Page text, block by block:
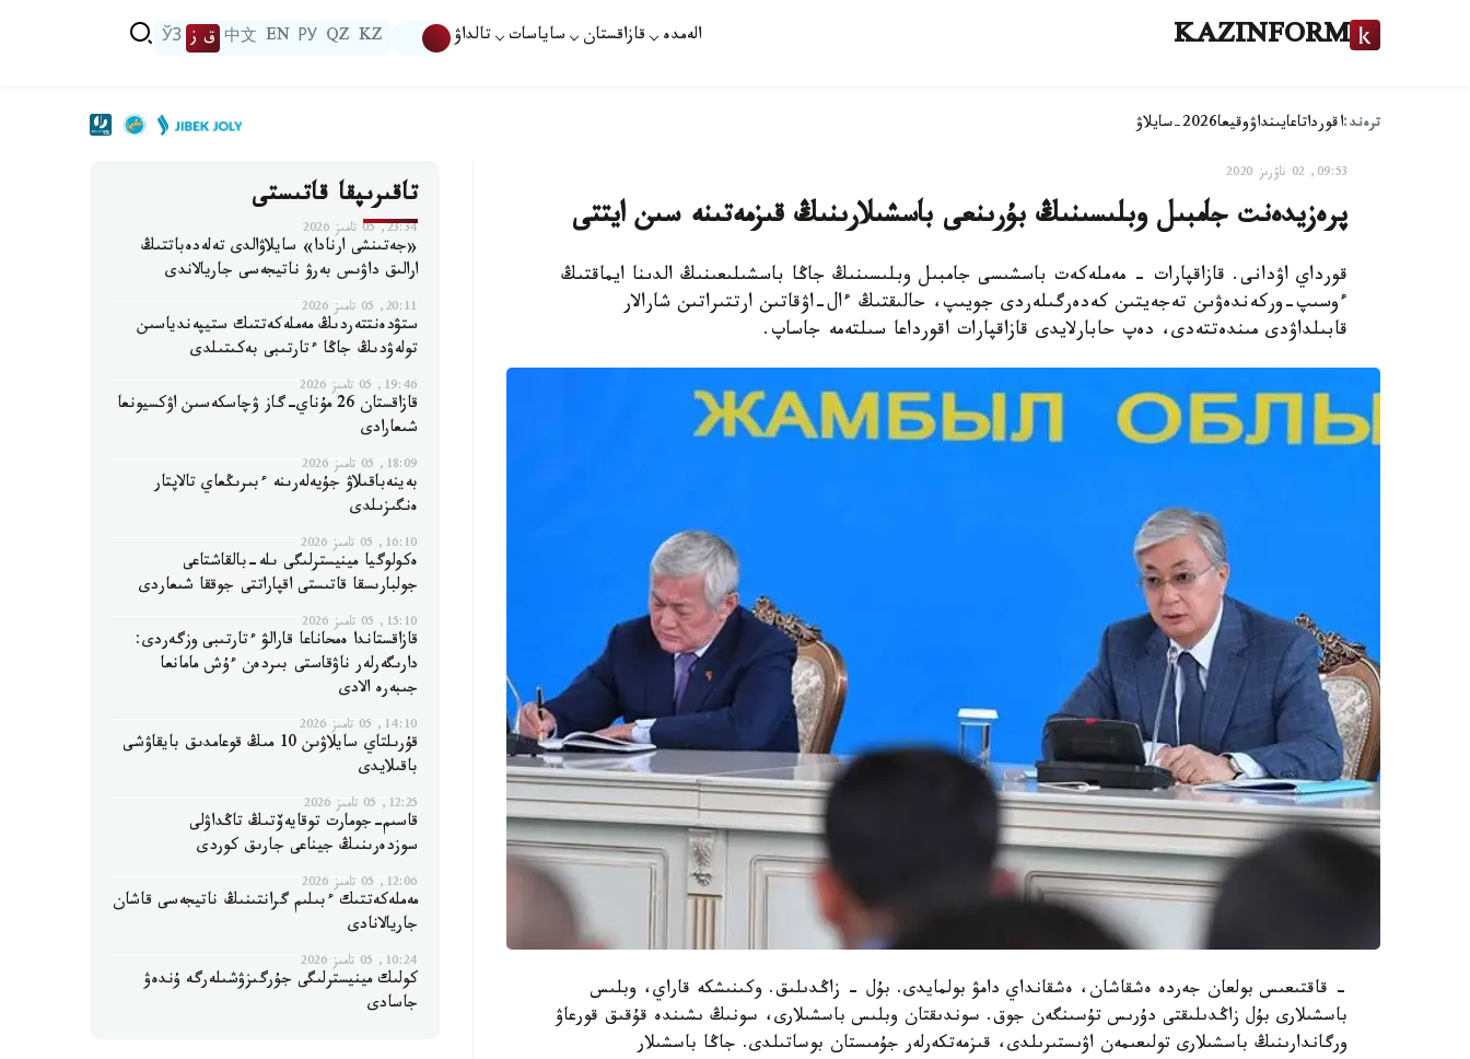
KAZINFORM الەمدە قازاقستان ساياسات تالداۋ KZ
QZ
РУ
EN
中文 ق ز ЎЗ
ترەند:اقورداتاعايىنداۋوقيعا2026-سايلاۋ
09:53, 02 ناۋرىز 2020
پرەزيدەنت جامبىل وبلىسىنىڭ بۇرىنعى باسشىلارىنىڭ قىزمەتىنە سىن ايتتى
قورداي اۋدانى. قازاقپارات - مەملەكەت باسشىسى جامبىل وبلىسىنىڭ جاڭا باسشىلىعىنىڭ الدىنا ايماقتىڭ
ءوسىپ-وركەندەۋىن تەجەيتىن كەدەرگىلەردى جويىپ، حالىقتىڭ ءال-اۋقاتىن ارتتىراتىن شارالار
قابىلداۋدى مىندەتتەدى، دەپ حابارلايدى قازاقپارات اقورداعا سىلتەمە جاساپ.
- قاقتىعىس بولعان جەردە ەشقاشان، ەشقانداي دامۋ بولمايدى. بۇل - زاڭدىلىق. وكىنىشكە قاراي، وبلىس
باسشىلارى بۇل زاڭدىلىقتى دۇرىس تۇسىنگەن جوق. سوندىقتان وبلىس باسشىلارى، سونىڭ ىشىندە قۇقىق قورعاۋ
ورگاندارىنىڭ باسشىلارى تولىعىمەن اۋىستىرىلدى، قىزمەتكەرلەر جۇمىستان بوساتىلدى. جاڭا باسشىلار
تاقىرىپقا قاتىستى
23:34, 05 تامىز 2026
«جەتىنشى ارنادا» سايلاۋالدى تەلەدەباتتىڭ
ارالىق داۋىس بەرۋ ناتيجەسى جاريالاندى
20:11, 05 تامىز 2026
ستۋدەنتتەردىڭ مەملەكەتتىك ستيپەندياسىن
تولەۋدىڭ جاڭا ءتارتىبى بەكىتىلدى
19:46, 05 تامىز 2026
قازاقستان 26 مۇناي-گاز ۋچاسكەسىن اۋكسيونعا
شىعارادى
18:09, 05 تامىز 2026
بەينەباقىلاۋ جۇيەلەرىنە ءبىرىڭعاي تالاپتار
ەنگىزىلدى
16:10, 05 تامىز 2026
ەكولوگيا مينيسترلىگى ىلە-بالقاشتاعى
جولبارىسقا قاتىستى اقپاراتتى جوققا شىعاردى
15:10, 05 تامىز 2026
قازاقستاندا ەمحاناعا قارالۋ ءتارتىبى وزگەردى:
دارىگەرلەر ناۋقاستى بىردەن ءۇش مامانعا
جىبەرە الادى
14:10, 05 تامىز 2026
قۇرىلتاي سايلاۋىن 10 مىڭ قوعامدىق بايقاۋشى
باقىلايدى
12:25, 05 تامىز 2026
قاسىم-جومارت توقايەۆتىڭ تاڭداۋلى
سوزدەرىنىڭ جيناعى جارىق كوردى
12:06, 05 تامىز 2026
مەملەكەتتىك ءبىلىم گرانتىنىڭ ناتيجەسى قاشان
جاريالانادى
10:24, 05 تامىز 2026
كولىك مينيسترلىگى جۇرگىزۋشىلەرگە ۇندەۋ
جاسادى